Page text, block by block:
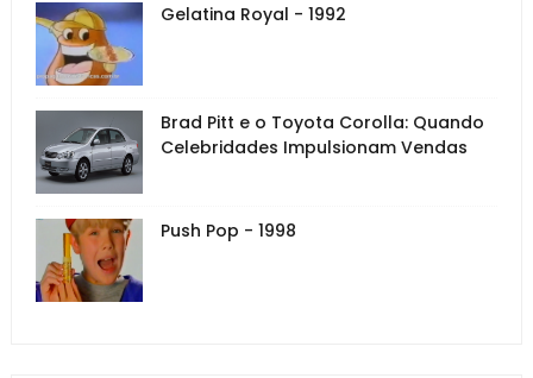
Gelatina Royal - 1992
Brad Pitt e o Toyota Corolla: Quando
Celebridades Impulsionam Vendas
Push Pop - 1998